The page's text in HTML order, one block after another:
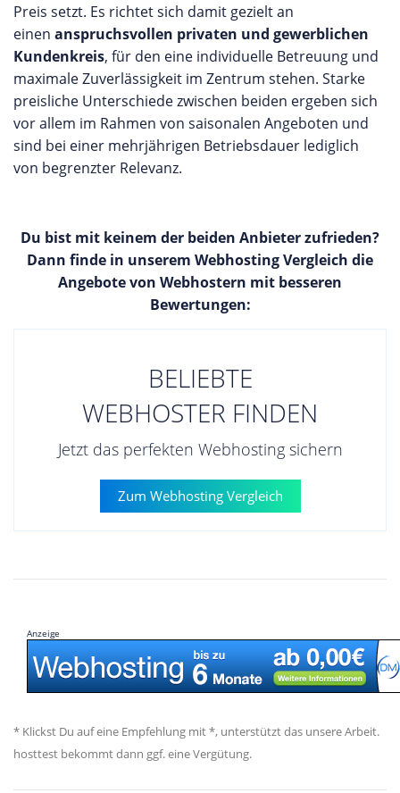
Preis setzt. Es richtet sich damit gezielt an
einen anspruchsvollen privaten und gewerblichen
Kundenkreis, für den eine individuelle Betreuung und
maximale Zuverlässigkeit im Zentrum stehen. Starke
preisliche Unterschiede zwischen beiden ergeben sich
vor allem im Rahmen von saisonalen Angeboten und
sind bei einer mehrjährigen Betriebsdauer lediglich
von begrenzter Relevanz.
Du bist mit keinem der beiden Anbieter zufrieden?
Dann finde in unserem Webhosting Vergleich die
Angebote von Webhostern mit besseren
Bewertungen:
BELIEBTE
WEBHOSTER FINDEN
Jetzt das perfekten Webhosting sichern
Zum Webhosting Vergleich
Anzeige
* Klickst Du auf eine Empfehlung mit *, unterstützt das unsere Arbeit.
hosttest bekommt dann ggf. eine Vergütung.